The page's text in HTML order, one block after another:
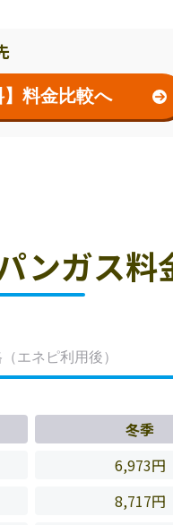
】料金比較へ
ンガス料
（エネピ利用後）
冬季
6,973円
8,717円